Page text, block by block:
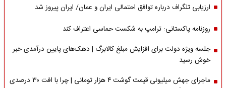
ارزیابی تلگراف درباره توافق احتمالی ایران و عمان/ ایران پیروز شد
روزنامه پاکستانی: ترامپ به شکست حماسی اعتراف کند
جلسه ویژه دولت برای افزایش مبلغ کالابرگ | دهک‌های پایین درآمدی خبر
خوش رسید
ماجرای جهش میلیونی قیمت گوشت ۴ هزار تومانی | چرا با افت ۳۰ درصدی